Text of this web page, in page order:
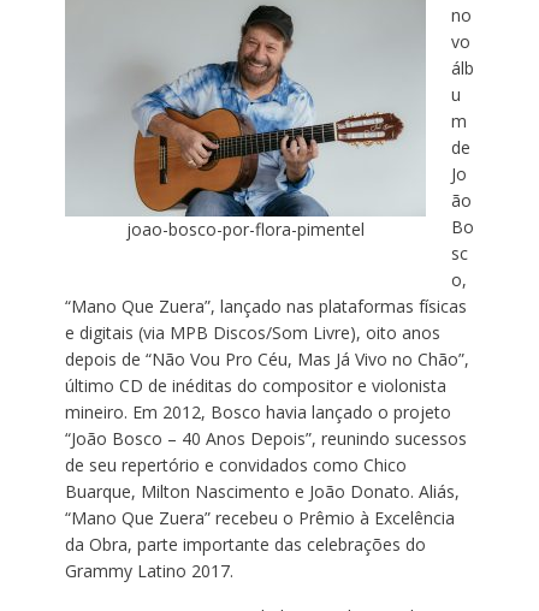
joao-bosco-por-flora-pimentel
no
vo
álb
u
m
de
Jo
ão
Bo
sc
o,
“Mano Que Zuera”, lançado nas plataformas físicas
e digitais (via MPB Discos/Som Livre), oito anos
depois de “Não Vou Pro Céu, Mas Já Vivo no Chão”,
último CD de inéditas do compositor e violonista
mineiro. Em 2012, Bosco havia lançado o projeto
“João Bosco – 40 Anos Depois”, reunindo sucessos
de seu repertório e convidados como Chico
Buarque, Milton Nascimento e João Donato. Aliás,
“Mano Que Zuera” recebeu o Prêmio à Excelência
da Obra, parte importante das celebrações do
Grammy Latino 2017.